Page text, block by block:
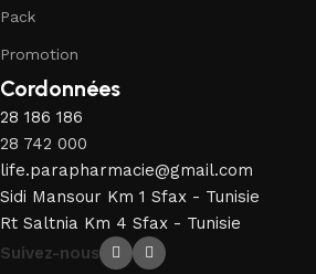
Pack
Promotion
Cordonnées
28 186 186
28 742 000
life.parapharmacie@gmail.com
Sidi Mansour Km 1 Sfax - Tunisie
Rt Saltnia Km 4 Sfax - Tunisie
Suivez-nous